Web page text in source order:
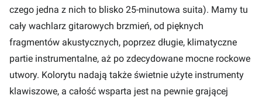
czego jedna z nich to blisko 25-minutowa suita). Mamy tu
cały wachlarz gitarowych brzmień, od pięknych
fragmentów akustycznych, poprzez długie, klimatyczne
partie instrumentalne, aż po zdecydowane mocne rockowe
utwory. Kolorytu nadają także świetnie użyte instrumenty
klawiszowe, a całość wsparta jest na pewnie grającej